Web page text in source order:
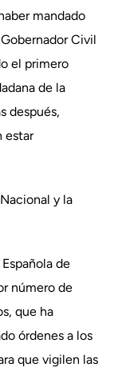
mandado
Civil
el primero
de la
después,
estar
y la
de
número de
que ha
órdenes a los
que vigilen las